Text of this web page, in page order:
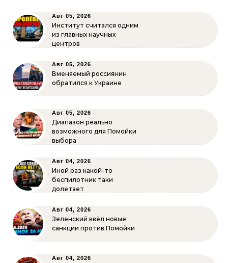
Авг 05, 2026
Институт считался одним
из главных научных
центров
Авг 05, 2026
Вменяемый россиянин
обратился к Украине
Авг 05, 2026
Диапазон реально
возможного для Помойки
выбора
Авг 04, 2026
Иной раз какой-то
беспилотник таки
долетает
Авг 04, 2026
Зеленский ввёл новые
санкции против Помойки
Авг 04, 2026